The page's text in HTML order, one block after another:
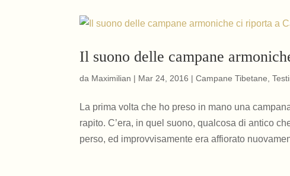
Il suono delle campane
da Maximilian | Mar 24, 2016 |Campane Tibetane ,
La prima volta che ho preso in mano una
rapito. C’era, in quel suono, qualcosa di antico
perso, ed improvvisamente era affiorato